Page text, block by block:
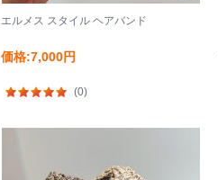
エルメス スタイル ヘアバンド
価格:7,000円
(0)